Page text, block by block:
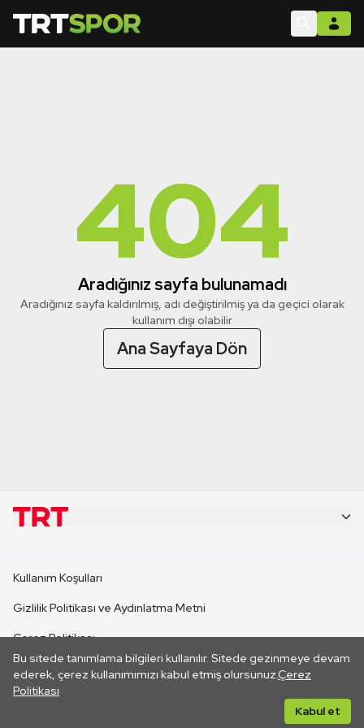
404
Aradığınız sayfa bulunamadı
Aradığınız sayfa kaldırılmış, adı değiştirilmiş ya da geçici olarak
kullanım dışı olabilir
Ana Sayfaya Dön
Bu sitede tanımlama bilgileri kullanılır. Sitede gezinmeye devam
ederek, çerez kullanımımızı kabul etmiş olursunuz.Çerez
Politikası
Kabul et
CANLI YAYINLAR
Kullanım Koşulları
Gizlilik Politikası ve Aydınlatma Metni
Çerez Politikası
İletişim
Her hakkı saklıdır. ©2026 TRT. Bağlantı yoluyla gidilen dış